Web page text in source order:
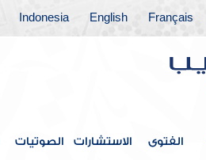
Français
English
Indonesia
الفتوى الاستشارات الصوتيات